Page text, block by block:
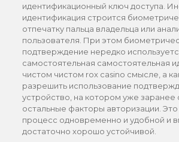
идентификационный ключ доступа.
идентификация строится
отпечатку пальца владельца или
пользователя. При этом
подтверждение нередко
самостоятельная самостоятельная
чистом чистом rox casino смысле, а
разрешить использование
устройство, на котором уже заранее
остальные факторы авторизации.
процесс одновременно и удобной и
достаточно хорошо устойчивой.